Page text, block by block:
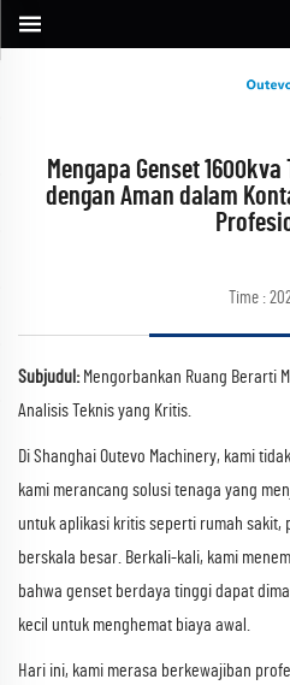
Mengapa Genset
dengan Aman dalam
Time :
Subjudul: Mengorbankan Ruang Berarti
Analisis Teknis yang Kritis.
Di Shanghai Outevo Machinery, kami
kami merancang solusi tenaga yang
untuk aplikasi kritis seperti rumah sakit,
berskala besar. Berkali-kali, kami
bahwa genset berdaya tinggi dapat
kecil untuk menghemat biaya awal.
Hari ini, kami merasa berkewajiban